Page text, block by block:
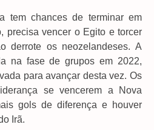
tem chances de terminar em
precisa vencer o Egito e torcer
derrote os neozelandeses. A
na fase de grupos em 2022,
para avançar desta vez. Os
se vencerem a Nova
gols de diferença e houver
Irã.